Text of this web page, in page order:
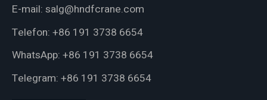
E-mail: salg@hndfcrane.com
Telefon: +86 191 3738 6654
WhatsApp: +86 191 3738 6654
Telegram: +86 191 3738 6654